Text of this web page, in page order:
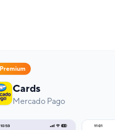
Premium
Cards
Mercado Pago